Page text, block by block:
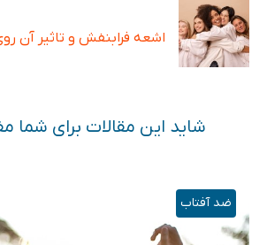
اشعه فرابنفش و تاثیر آن
شاید این مقالات برای شما
ضد آفتاب